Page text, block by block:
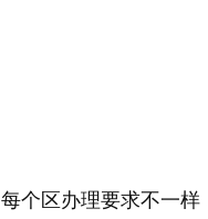
区办理要求不一